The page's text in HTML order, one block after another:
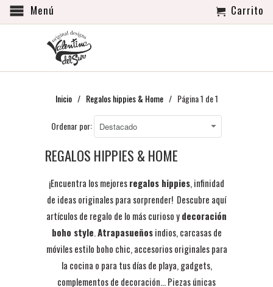
Menú Carrito
Inicio/ Regalos hippies & Home/ Página 1 de 1
Ordenar por:
REGALOS HIPPIES & HOME
¡Encuentra los mejoresregalos hippies, infinidad
de ideas originales para sorprender! Descubre aquí
artículos de regalo de lo más curioso ydecoración
boho style.Atrapasueñosindios, carcasas de
móviles estilo boho chic, accesorios originales para
la cocina o para tus días de playa, gadgets,
complementos de decoración... Piezas únicas